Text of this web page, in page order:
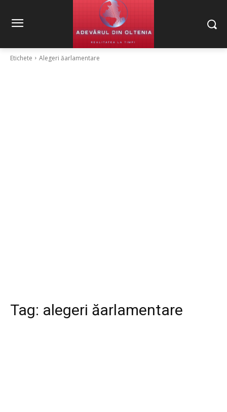
Etichete Alegeri ăarlamentare
Tag: alegeri ăarlamentare